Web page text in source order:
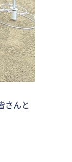
さんと